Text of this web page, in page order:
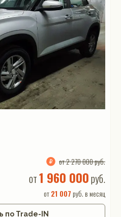
от 2 270 000 руб.
от1 960 000руб.
от21 007 руб. в месяц
по Trade-IN